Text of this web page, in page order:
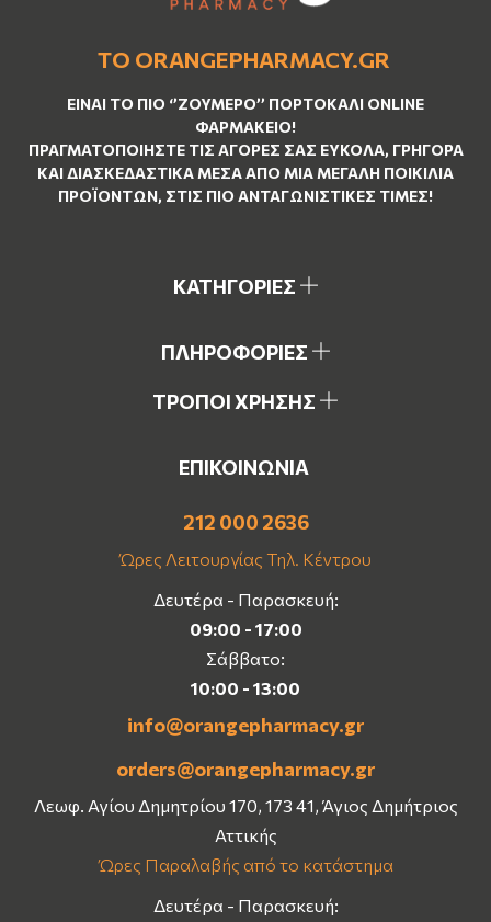
ΤΟ ORANGEPHARMACY.GR
ΕΊΝΑΙ ΤO ΠΙΟ ‘’ΖΟΥΜΕΡΌ’’ ΠΟΡΤΟΚΑΛΊ ΟNLINE
ΦΑΡΜΑΚΕΊΟ!
ΠΡΑΓΜΑΤΟΠΟΙΉΣΤΕ ΤΙΣ ΑΓΟΡΈΣ ΣΑΣ ΕΎΚΟΛΑ, ΓΡΉΓΟΡΑ
ΚΑΙ ΔΙΑΣΚΕΔΑΣΤΙΚΆ ΜΈΣΑ ΑΠΌ ΜΙΑ ΜΕΓΆΛΗ ΠΟΙΚΙΛΊΑ
ΠΡΟΪΌΝΤΩΝ, ΣΤΙΣ ΠΙΟ ΑΝΤΑΓΩΝΙΣΤΙΚΈΣ ΤΙΜΈΣ!
ΚΑΤΗΓΟΡΙΕΣ
ΠΛΗΡΟΦΟΡΙΕΣ
ΤΡΟΠΟΙ ΧΡΗΣΗΣ
ΕΠΙΚΟΙΝΩΝΙΑ
212 000 2636
Ώρες Λειτουργίας Τηλ. Κέντρου
Δευτέρα - Παρασκευή:
09:00 - 17:00
Σάββατο:
10:00 - 13:00
info@orangepharmacy.gr
orders@orangepharmacy.gr
Λεωφ. Αγίου Δημητρίου 170, 173 41, Άγιος Δημήτριος
Αττικής
Ώρες Παραλαβής από το κατάστημα
Δευτέρα - Παρασκευή: